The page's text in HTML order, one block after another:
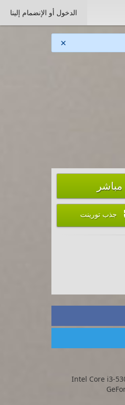
الدخول أو الإنضمام إلينا
×
جذب تورينت